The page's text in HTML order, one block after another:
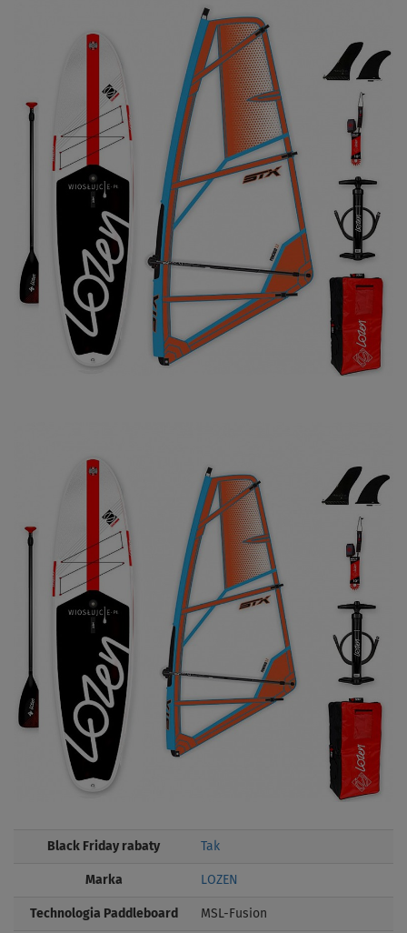
Black Friday rabaty Tak
Marka LOZEN
Technologia Paddleboard MSL-Fusion